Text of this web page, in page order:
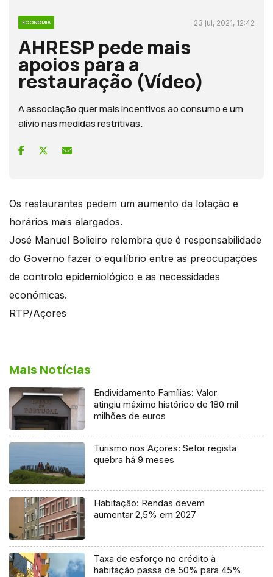
ECONOMIA 23 jul, 2021, 12:42
AHRESP pede mais
apoios para a
restauração (Vídeo)
A associação quer mais incentivos ao consumo e um
alívio nas medidas restritivas.
Os restaurantes pedem um aumento da lotação e
horários mais alargados.
José Manuel Bolieiro relembra que é responsabilidade
do Governo fazer o equilíbrio entre as preocupações
de controlo epidemiológico e as necessidades
económicas.
RTP/Açores
Mais Notícias
Endividamento Famílias: Valor
atingiu máximo histórico de 180 mil
milhões de euros
Turismo nos Açores: Setor regista
quebra há 9 meses
Habitação: Rendas devem
aumentar 2,5% em 2027
Taxa de esforço no crédito à
habitação passa de 50% para 45%